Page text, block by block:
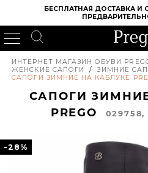
БЕСПЛАТНАЯ ДОСТАВКА И
ИНТЕРНЕТ МАГАЗИН ОБУВИ
ЖЕНСКИЕ САПОГИ
/ ЗИМНИЕ
САПОГИ ЗИМНИЕ НА КАБЛУКЕ
САПОГИ
PREGO
-28%